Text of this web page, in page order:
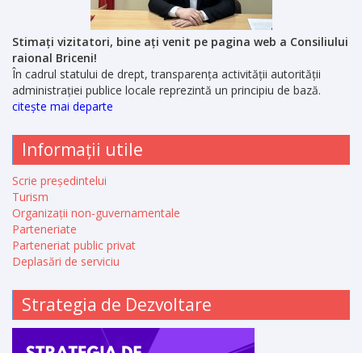
Stimați vizitatori, bine ați venit pe pagina web a Consiliului
raional Briceni!
În cadrul statului de drept, transparența activității autorității
administrației publice locale reprezintă un principiu de bază.
citește mai departe
Informații utile
Scrie președintelui
Turism
Organizații non-guvernamentale
Parteneriate
Parteneriat public privat
Deplasări de serviciu
Strategia de Dezvoltare